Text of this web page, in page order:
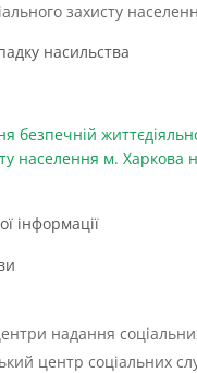
захисту
насильства
безпечній
населення м. Харкова
інформації
надання
центр соціальних